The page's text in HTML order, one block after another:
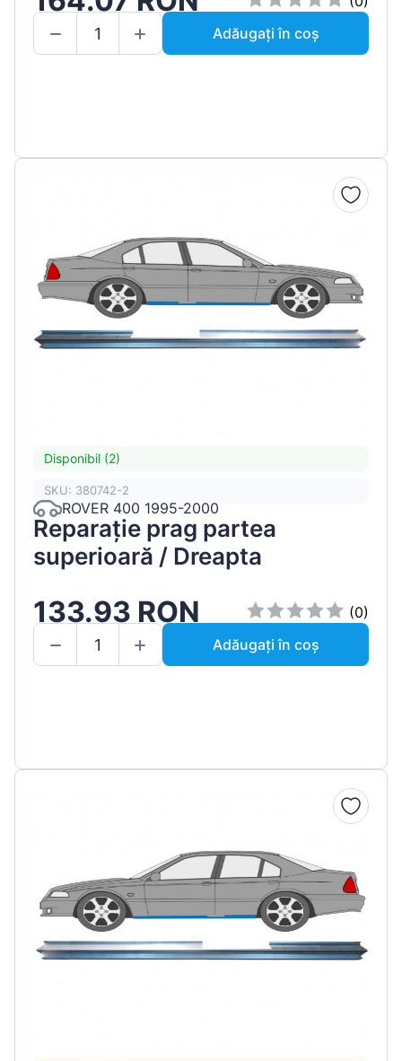
Adăugați în coș
Disponibil (2)
SKU: 380742-2
ROVER 400 1995-2000
Reparație prag partea
superioară / Dreapta
133.93 RON
(0)
Adăugați în coș